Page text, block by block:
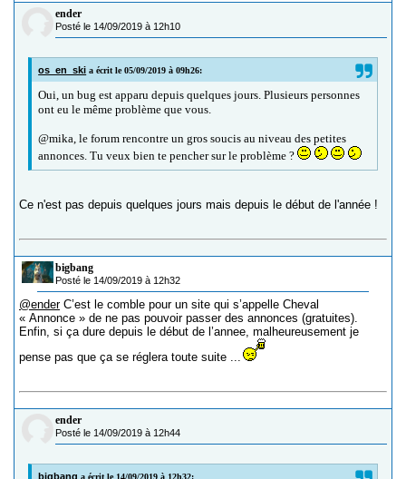
ender
Posté le 14/09/2019 à 12h10
os_en_ski a écrit le 05/09/2019 à 09h26:
Oui, un bug est apparu depuis quelques jours. Plusieurs personnes
ont eu le même problème que vous.
@mika, le forum rencontre un gros soucis au niveau des petites
annonces. Tu veux bien te pencher sur le problème ?
Ce n'est pas depuis quelques jours mais depuis le début de l'année !
bigbang
Posté le 14/09/2019 à 12h32
@ender C’est le comble pour un site qui s’appelle Cheval
« Annonce » de ne pas pouvoir passer des annonces (gratuites).
Enfin, si ça dure depuis le début de l’annee, malheureusement je
pense pas que ça se réglera toute suite ...
ender
Posté le 14/09/2019 à 12h44
bigbang